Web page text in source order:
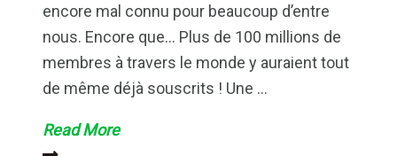
encore mal connu pour beaucoup d’entre
nous. Encore que… Plus de 100 millions de
membres à travers le monde y auraient tout
de même déjà souscrits ! Une …
Amazon
Read More